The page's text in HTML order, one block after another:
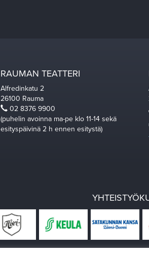
RAUMAN TEATTERI
Alfredinkatu 2
26100 Rauma
02 8376 9900
(puhelin avoinna ma-pe klo 11-14 sekä
esityspäivinä 2 h ennen esitystä)